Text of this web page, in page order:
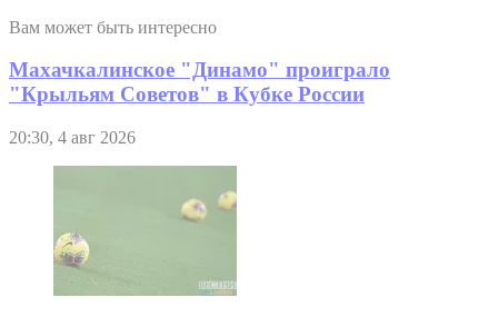
Вам может быть интересно
Махачкалинское "Динамо" проиграло
"Крыльям Советов" в Кубке России
20:30, 4 авг 2026